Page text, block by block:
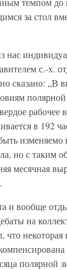
за стол
нас
с.-х.
сказано: „В
в 192
но с таким
месячная
и вообще
на
некоторая
полярной